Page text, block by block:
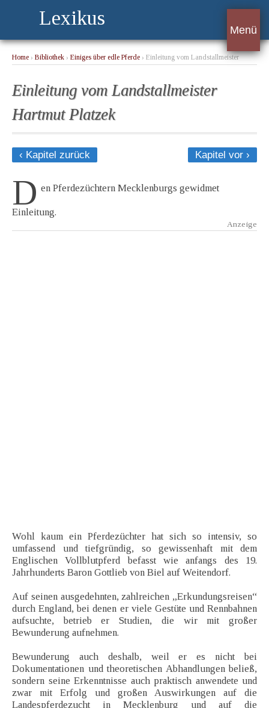
Lexikus
Menü
Home › Bibliothek › Einiges über edle Pferde › Einleitung vom Landstallmeister
Einleitung vom Landstallmeister
Hartmut Platzek
‹ Kapitel zurück Kapitel vor ›
D en Pferdezüchtern Mecklenburgs gewidmet
Einleitung.
Wohl kaum ein Pferdezüchter hat sich so intensiv, so
umfassend und tiefgründig, so gewissenhaft mit dem
Englischen Vollblutpferd befasst wie anfangs des 19.
Jahrhunderts Baron Gottlieb von Biel auf Weitendorf.
Auf seinen ausgedehnten, zahlreichen „Erkundungsreisen“
durch England, bei denen er viele Gestüte und Rennbahnen
aufsuchte, betrieb er Studien, die wir mit großer
Bewunderung aufnehmen.
Bewunderung auch deshalb, weil er es nicht bei
Dokumentationen und theoretischen Abhandlungen beließ,
sondern seine Erkenntnisse auch praktisch anwendete und
zwar mit Erfolg und großen Auswirkungen auf die
Landespferdezucht in Mecklenburg und auf die